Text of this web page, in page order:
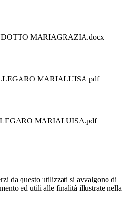
MARIAGRAZIA.docx
MARIALUISA.pdf
MARIALUISA.pdf
da questo utilizzati si avvalgono di
ed utili alle finalità illustrate nella